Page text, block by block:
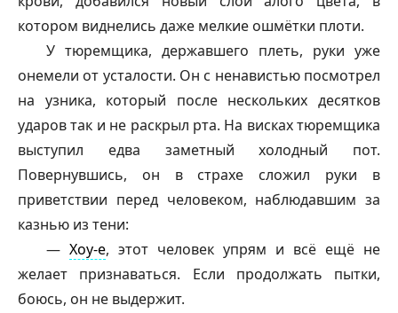
котором виднелись даже мелкие ошмётки плоти.
У тюремщика, державшего плеть, руки уже
онемели от усталости. Он с ненавистью посмотрел
на узника, который после нескольких десятков
ударов так и не раскрыл рта. На висках тюремщика
выступил едва заметный холодный пот.
Повернувшись, он в страхе сложил руки в
приветствии перед человеком, наблюдавшим за
казнью из тени:
— Хоу-е, этот человек упрям и всё ещё не
желает признаваться. Если продолжать пытки,
боюсь, он не выдержит.